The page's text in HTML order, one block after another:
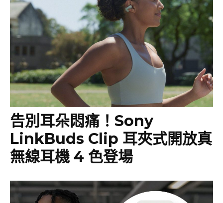
告別耳朵悶痛！Sony
LinkBuds Clip 耳夾式開放真
無線耳機 4 色登場